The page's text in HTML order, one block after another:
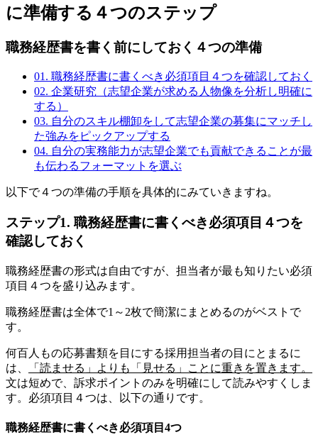
に準備する４つのステップ
職務経歴書を書く前にしておく４つの準備
01. 職務経歴書に書くべき必須項目４つを確認しておく
02. 企業研究（志望企業が求める人物像を分析し明確に
する）
03. 自分のスキル棚卸をして志望企業の募集にマッチし
た強みをピックアップする
04. 自分の実務能力が志望企業でも貢献できることが最
も伝わるフォーマットを選ぶ
以下で４つの準備の手順を具体的にみていきますね。
ステップ1. 職務経歴書に書くべき必須項目４つを
確認しておく
職務経歴書の形式は自由ですが、担当者が最も知りたい必須
項目４つを盛り込みます。
職務経歴書は全体で1～2枚で簡潔にまとめるのがベストで
す。
何百人もの応募書類を目にする採用担当者の目にとまるに
は、
「読ませる」よりも「見せる」ことに重きを置きます。
文は短めで、訴求ポイントのみを明確にして読みやすくしま
す。必須項目４つは、以下の通りです。
職務経歴書に書くべき必須項目4つ